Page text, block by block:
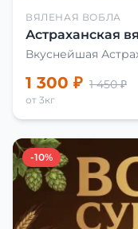
ВЯЛЕНАЯ ВОБЛА
Астраханская
Вкуснейшая
1 300 ₽ 1 450 ₽
от 3кг
-10%